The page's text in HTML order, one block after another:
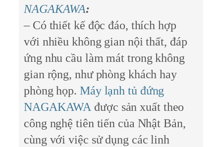
NAGAKAWA:
– Có thiết kế độc đáo, thích hợp
với nhiều không gian nội thất, đáp
ứng nhu cầu làm mát trong không
gian rộng, như phòng khách hay
phòng họp. Máy lạnh tủ đứng
NAGAKAWA được sản xuất theo
công nghệ tiên tiến của Nhật Bản,
cùng với việc sử dụng các linh